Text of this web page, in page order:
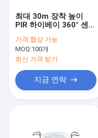
최대 30m 장착 높이
PIR 하이베이 360° 센서
가격:협상 가능
MOQ:100개
최신 가격 받기
지금 연락